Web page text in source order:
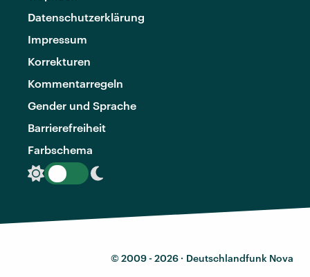
Datenschutzerklärung
Impressum
Korrekturen
Kommentarregeln
Gender und Sprache
Barrierefreiheit
Farbschema
© 2009 - 2026 · Deutschlandfunk Nova